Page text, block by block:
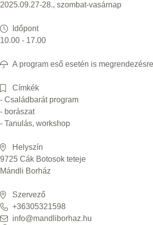
2025.09.27-28., szombat-vasárnap
Időpont
10.00 - 17.00
A program eső esetén is
Címkék
- Családbarát program
- borászat
- Tanulás, workshop
Helyszín
9725 Cák Botosok teteje
Mándli Borház
Szervező
+36305321598
info@mandliborhaz.hu